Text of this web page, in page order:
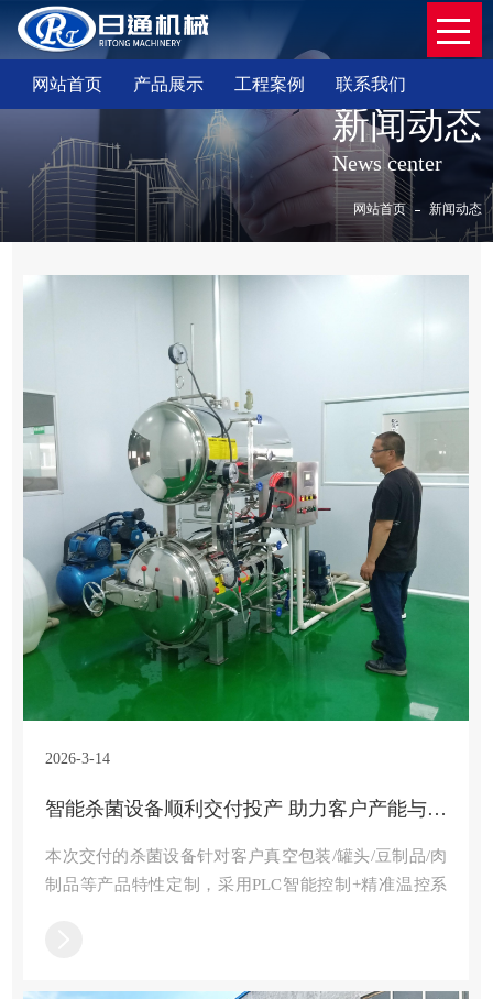
网站首页 产品展示 工程案例 联系我们
新闻动态
News center
网站首页 新闻动态
2026-3-14
智能杀菌设备顺利交付投产 助力客户产能与品质双提升
本次交付的杀菌设备针对客户真空包装/罐头/豆制品/肉
制品等产品特性定制，采用PLC智能控制+精准温控系